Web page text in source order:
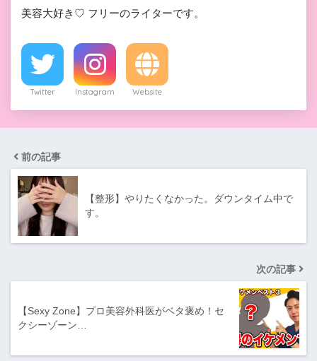
美容大好き♡ フリーのライターです。
Twitter Instagram Website
前の記事
【整形】やりたくなかった。ダウンタイム中で
す。
次の記事
【Sexy Zone】プロ美容外科医がベタ褒め！セ
クシーゾーン…